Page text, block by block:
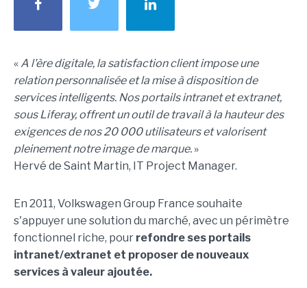
« A l'ère digitale, la satisfaction client impose une
relation personnalisée et la mise à disposition de
services intelligents. Nos portails intranet et extranet,
sous Liferay, offrent un outil de travail à la hauteur des
exigences de nos 20 000 utilisateurs et valorisent
pleinement notre image de marque. »
Hervé de Saint Martin, IT Project Manager.
En 2011, Volkswagen Group France souhaite
s'appuyer une solution du marché, avec un périmètre
fonctionnel riche, pour refondre ses portails
intranet/extranet et proposer de nouveaux
services à valeur ajoutée.